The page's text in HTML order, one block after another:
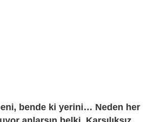
bende ki yerini… Neden her